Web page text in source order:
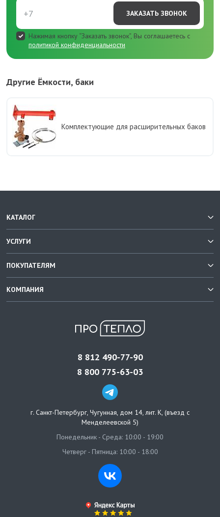
ЗАКАЗАТЬ ЗВОНОК
Нажимая кнопку “Заказать звонок”, Вы соглашаетесь с
политикой конфиденциальности
Другие Ёмкости, баки
Комплектующие для расширительных баков
КАТАЛОГ
УСЛУГИ
ПОКУПАТЕЛЯМ
КОМПАНИЯ
8 812 490-77-90
8 800 775-63-03
г. Санкт-Петербург, Чугунная, дом 14, лит. К, (въезд с
Менделеевской 5)
Понедельник - Среда: 10:00 - 19:00
Четверг - Пятница: 10:00 - 18:00